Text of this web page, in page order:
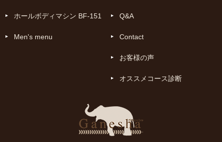
ホールボディマシン BF-151
Men's menu
Q&A
Contact
お客様の声
オススメコース診断